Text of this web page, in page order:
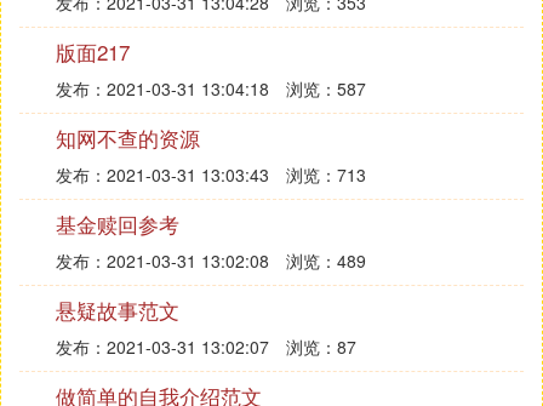
降为可见之时，我称这样的下降为美。”
尼采对美感心理主要有以下几种分析：
第一，联想说。美的判断“赋予那个少许发它的对象
以一种魔力，这种魔力是以各个美的判断之间的联想
为条件的，却与那个对象的本质完全无关。”把一个
对象感受为美的，是因为这个对象激活了主体无意识
中对以往种种美好体验的回忆，所有这些体验相互少
激励，集结在这个对象周围了。所以，美感是以无意
识联想为基础的一种错觉。
第二，动物性快感混合说。我们身上存在着性部动、
醉、残酷等动物性快感状态，当一个对象少许起这些
快感状态所寓区域的兴奋之时，“动物性的快感和欲
望的这些极其精妙的细微差别的混合就是审美状
版面217
发布：2021-03-31 13:04:18 浏览：587
知网不查的资源
发布：2021-03-31 13:03:43 浏览：713
基金赎回参考
发布：2021-03-31 13:02:08 浏览：489
悬疑故事范文
发布：2021-03-31 13:02:07 浏览：87
做简单的自我介绍范文